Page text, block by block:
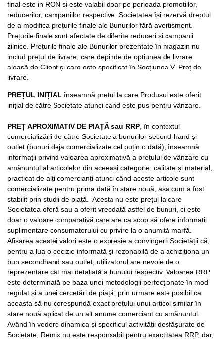
final este in RON si este valabil doar pe perioada promotiilor,
reducerilor, campaniilor respective. Societatea își rezervă dreptul
de a modifica prețurile finale ale Bunurilor fără avertisment.
Prețurile finale sunt afectate de diferite reduceri și campanii
zilnice. Prețurile finale ale Bunurilor prezentate în magazin nu
includ prețul de livrare, care depinde de opțiunea de livrare
aleasă de Client și care este specificat în Secțiunea V. Preț de
livrare.
PREȚUL INIȚIAL înseamnă prețul la care Produsul este oferit
inițial de către Societate atunci când este pus pentru vânzare.
PREȚ APROXIMATIV DE PIAȚĂ sau RRP , în contextul
comercializării de către Societate a bunurilor second-hand și
outlet (bunuri deja comercializate cel puțin o dată), înseamnă
informații privind valoarea aproximativă a prețului de vânzare cu
amănuntul al articolelor din aceeași categorie, calitate și material,
practicat de alți comercianți atunci când aceste articole sunt
comercializate pentru prima dată în stare nouă, așa cum a fost
stabilit prin studii de piață. Acesta nu este prețul la care
Societatea oferă sau a oferit vreodată astfel de bunuri, ci este
doar o valoare comparativă care are ca scop să ofere informații
suplimentare consumatorului cu privire la o anumită marfă.
Afișarea acestei valori este o expresie a convingerii Societății că,
pentru a lua o decizie informată și rezonabilă de a achiziționa un
bun secondhand sau outlet, utilizatorul are nevoie de o
reprezentare cât mai detaliată a bunului respectiv. Valoarea RRP
este determinată pe baza unei metodologii perfecționate în mod
regulat și a unei cercetări de piață, prin urmare este posibil ca
aceasta să nu corespundă exact prețului unui articol similar în
stare nouă aplicat de un alt anume comerciant cu amănuntul.
Având în vedere dinamica și specificul activității desfășurate de
Societate, Remix nu este responsabil pentru exactitatea RRP, dar,